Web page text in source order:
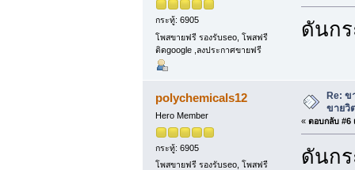
กระทู้: 6905
โพสขายฟรี รองรับseo, โพสฟรี
ติดgoogle ,ลงประกาศขายฟรี
ดันก
polychemicals12
Hero Member
กระทู้: 6905
โพสขายฟรี รองรับseo, โพสฟรี
Re: ข
ขายวิ
« ตอบกลับ #6
ดันก